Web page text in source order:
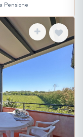
Pensione